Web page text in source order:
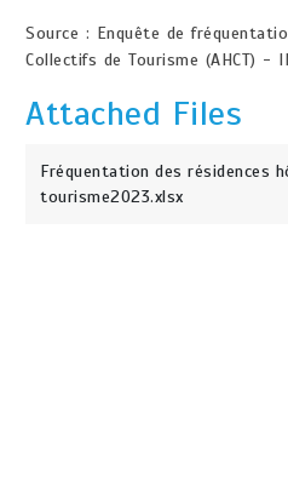
Source : Enquête de
Collectifs de Tourisme (AHCT) -
Attached Files
Fréquentation des résidences
tourisme2023.xlsx